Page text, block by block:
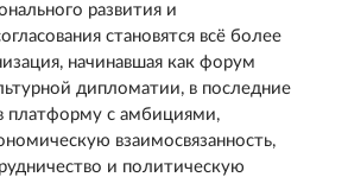
развития и
становятся всё более
начинавшая как форум
дипломатии, в последние
платформу с амбициями,
взаимосвязанность,
и политическую